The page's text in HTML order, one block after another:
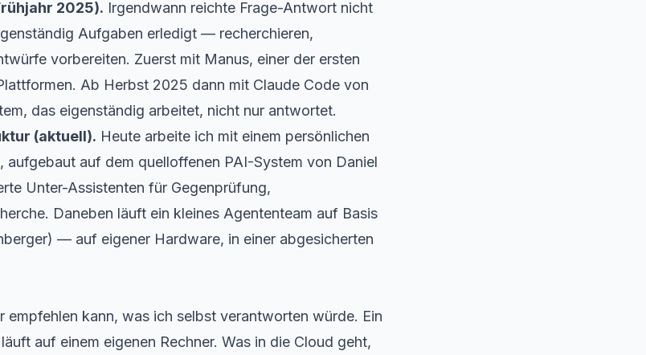
2025). Irgendwann reichte Frage-Antwort nicht
Aufgaben erledigt — recherchieren,
vorbereiten. Zuerst mit Manus, einer der ersten
Ab Herbst 2025 dann mit Claude Code von
das eigenständig arbeitet, nicht nur antwortet.
(aktuell). Heute arbeite ich mit einem persönlichen
aufgebaut auf dem quelloffenen PAI-System von Daniel
Unter-Assistenten für Gegenprüfung,
Daneben läuft ein kleines Agententeam auf Basis
— auf eigener Hardware, in einer abgesicherten
empfehlen kann, was ich selbst verantworten würde. Ein
auf einem eigenen Rechner. Was in die Cloud geht,